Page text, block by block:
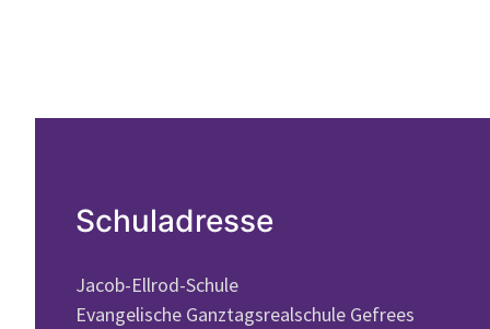
Schuladresse
Jacob-Ellrod-Schule
Evangelische Ganztagsrealschule Gefrees